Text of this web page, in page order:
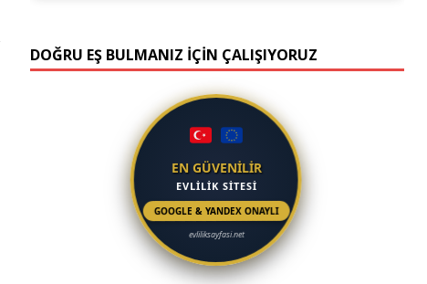
DOĞRU EŞ BULMANIZ İÇİN ÇALIŞIYORUZ
EN GÜVENİLİR
EVLİLİK SİTESİ
GOOGLE & YANDEX ONAYLI
evliliksayfasi.net